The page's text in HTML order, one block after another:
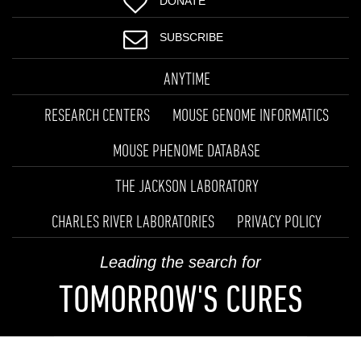
SUBSCRIBE
ANYTIME
RESEARCH CENTERS
MOUSE GENOME INFORMATICS
MOUSE PHENOME DATABASE
THE JACKSON LABORATORY
CHARLES RIVER LABORATORIES
PRIVACY POLICY
Leading the search for
TOMORROW'S CURES